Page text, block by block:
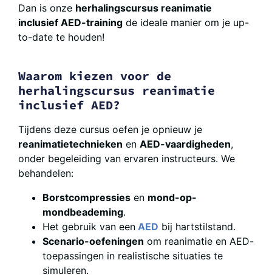
Dan is onze herhalingscursus reanimatie
inclusief AED-training de ideale manier om je up-
to-date te houden!
Waarom kiezen voor de
herhalingscursus reanimatie
inclusief AED?
Tijdens deze cursus oefen je opnieuw je
reanimatietechnieken en AED-vaardigheden,
onder begeleiding van ervaren instructeurs. We
behandelen:
Borstcompressies en mond-op-
mondbeademing.
Het gebruik van een AED bij hartstilstand.
Scenario-oefeningen om reanimatie en AED-
toepassingen in realistische situaties te
simuleren.